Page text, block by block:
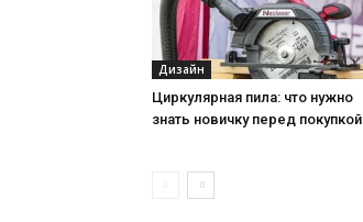
Дизайн
Циркулярная пила: что нужно
знать новичку перед покупкой